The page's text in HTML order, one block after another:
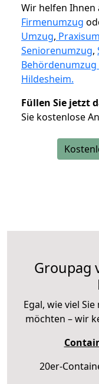
Wir helfen Ihnen
Firmenumzug
Umzug,
Seniorenumzug,
Hildesheim.
Füllen Sie jetzt
Sie kostenlose
Groupag
Egal, wie viel
möchten – wir
20er-